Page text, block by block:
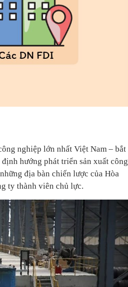
nghiệp lớn nhất Việt Nam – bắt
hướng phát triển sản xuất công
địa bàn chiến lược của Hòa
ty thành viên chủ lực.